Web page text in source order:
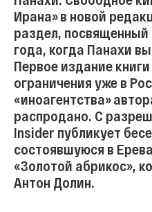
Ирана» в новой
раздел,
года, когда Панахи
Первое издание
ограничения уже в
«иноагентства»
распродано. С
Insider публикует
состоявшуюся в
«Золотой абрикос»,
Антон Долин.